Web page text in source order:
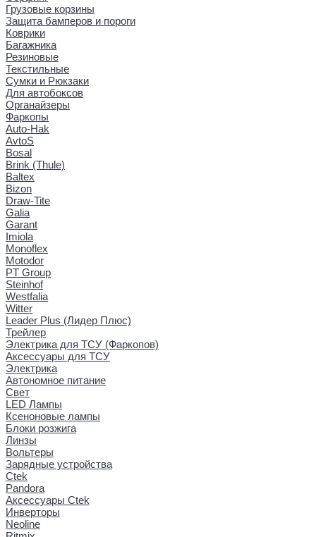
Грузовые корзины
Защита бамперов и пороги
Коврики
Багажника
Резиновые
Текстильные
Сумки и Рюкзаки
Для автобоксов
Органайзеры
Фаркопы
Auto-Hak
AvtoS
Bosal
Brink (Thule)
Baltex
Bizon
Draw-Tite
Galia
Garant
Imiola
Monoflex
Motodor
PT Group
Steinhof
Westfalia
Witter
Leader Plus (Лидер Плюс)
Трейлер
Электрика для ТСУ (Фаркопов)
Аксессуары для ТСУ
Электрика
Автономное питание
Свет
LED Лампы
Ксеноновые лампы
Блоки розжига
Линзы
Вольтеры
Зарядные устройства
Ctek
Pandora
Аксессуары Ctek
Инверторы
Neoline